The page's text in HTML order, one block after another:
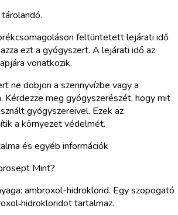
feltüntetett lejárati idő
ezt a gyógyszert. A lejárati idő az
vonatkozik.
ne dobjon a szennyvízbe vagy a
Kérdezze meg gyógyszerészét, hogy mit
gyógyszereivel. Ezek az
a környezet védelmét.
és egyéb információk
Mint?
ambroxol-hidroklorid. Egy szopogató
tartalmaz.